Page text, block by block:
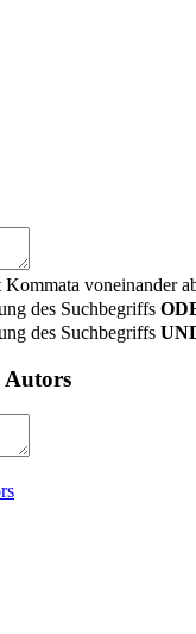
voneinander
des Suchbegriffs
des Suchbegriffs
Autors